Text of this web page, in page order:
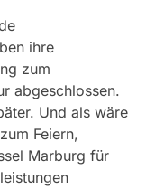
ihre
zum
abgeschlossen.
Und als wäre
Feiern,
Marburg für